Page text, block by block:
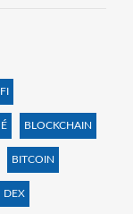
BLOCKCHAIN
BITCOIN
DEX